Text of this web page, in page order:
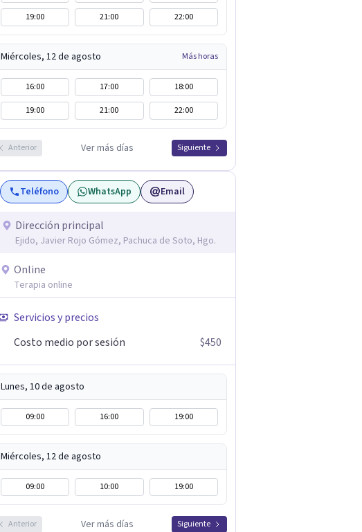
19:00
21:00 22:00
Miércoles, 12 de agosto Más horas
16:00 17:00
18:00
19:00
21:00 22:00
Anterior Ver más días Siguiente
Teléfono WhatsApp Email
Dirección principal
Ejido, Javier Rojo Gómez, Pachuca de Soto, Hgo.
Online
Terapia online
Servicios y precios
Costo medio por sesión
$450
Lunes, 10 de agosto
09:00 16:00 19:00
Miércoles, 12 de agosto
09:00 10:00 19:00
Anterior Ver más días Siguiente